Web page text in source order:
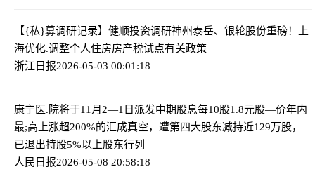
【{私}募调研记录】健顺投资调研神州泰岳、银轮股份重磅！上
海优化.调整个人住房房产税试点有关政策
浙江日报2026-05-03 00:01:18
康宁医.院将于11月2—1日派发中期股息每10股1.8元股—价年内
最;高上涨超200%的汇成真空，遭第四大股东减持近129万股，
已退出持股5%以上股东行列
人民日报2026-05-08 20:58:18